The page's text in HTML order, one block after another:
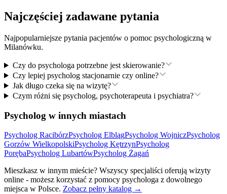
Najczęściej zadawane pytania
Najpopularniejsze pytania pacjentów o pomoc psychologiczną w
Milanówku.
Czy do psychologa potrzebne jest skierowanie?
Czy lepiej psycholog stacjonarnie czy online?
Jak długo czeka się na wizytę?
Czym różni się psycholog, psychoterapeuta i psychiatra?
Psycholog w innych miastach
Psycholog RacibórzPsycholog ElblągPsycholog WojniczPsycholog
Gorzów WielkopolskiPsycholog KętrzynPsycholog
PorębaPsycholog LubartówPsycholog Żagań
Mieszkasz w innym mieście? Wszyscy specjaliści oferują wizyty
online - możesz korzystać z pomocy psychologa z dowolnego
miejsca w Polsce. Zobacz pełny katalog →